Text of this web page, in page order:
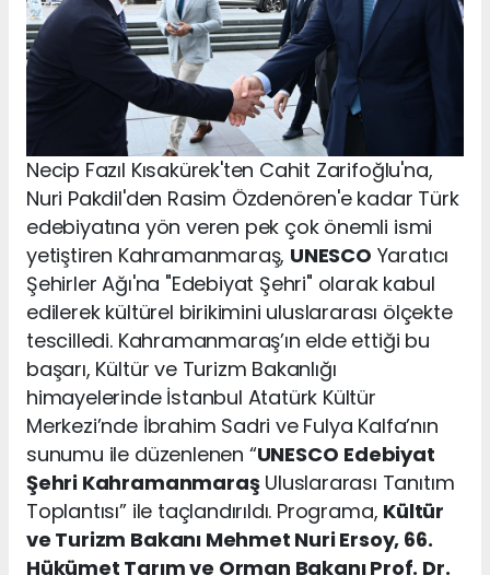
Necip Fazıl Kısakürek'ten Cahit Zarifoğlu'na,
Nuri Pakdil'den Rasim Özdenören'e kadar Türk
edebiyatına yön veren pek çok önemli ismi
yetiştiren Kahramanmaraş, UNESCO Yaratıcı
Şehirler Ağı'na "Edebiyat Şehri" olarak kabul
edilerek kültürel birikimini uluslararası ölçekte
tescilledi. Kahramanmaraş’ın elde ettiği bu
başarı, Kültür ve Turizm Bakanlığı
himayelerinde İstanbul Atatürk Kültür
Merkezi’nde İbrahim Sadri ve Fulya Kalfa’nın
sunumu ile düzenlenen “UNESCO Edebiyat
Şehri KahramanmaraşUluslararası Tanıtım
Toplantısı” ile taçlandırıldı. Programa, Kültür
ve Turizm Bakanı Mehmet Nuri Ersoy, 66.
Hükümet Tarım ve Orman Bakanı Prof. Dr.